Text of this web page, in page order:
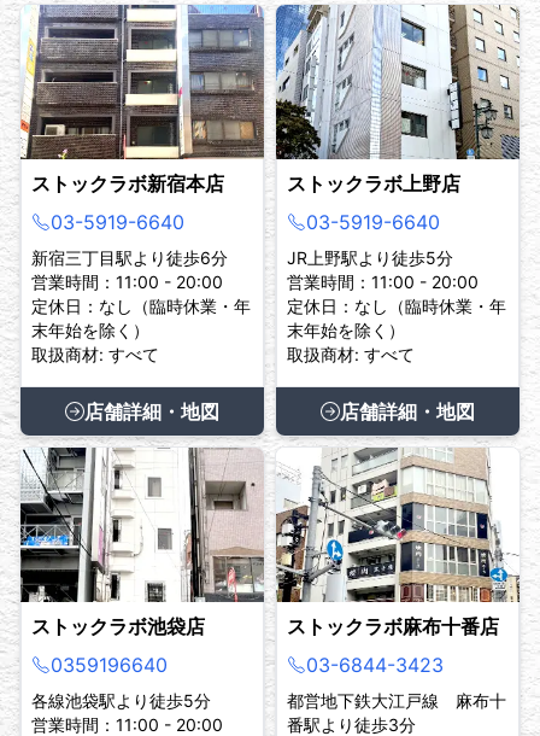
ストックラボ新宿本店
03-5919-6640
新宿三丁目駅より徒歩6分
営業時間：11:00 - 20:00
定休日：なし（臨時休業・年
末年始を除く）
取扱商材: すべて
店舗詳細・地図
ストックラボ上野店
03-5919-6640
JR上野駅より徒歩5分
営業時間：11:00 - 20:00
定休日：なし（臨時休業・年
末年始を除く）
取扱商材: すべて
店舗詳細・地図
ストックラボ池袋店
0359196640
各線池袋駅より徒歩5分
営業時間：11:00 - 20:00
ストックラボ麻布十番店
03-6844-3423
都営地下鉄大江戸線 麻布十
番駅より徒歩3分